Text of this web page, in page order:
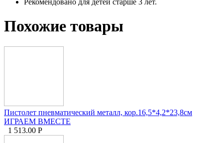
Похожие товары
Пистолет пневматический металл, кор.16,5*4,2*23,8см
ИГРАЕМ ВМЕСТЕ
1 513.00 Р